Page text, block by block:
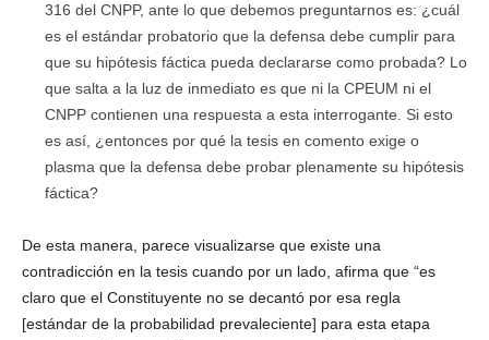
316 del CNPP, ante lo que debemos preguntarnos es: ¿cuál
es el estándar probatorio que la defensa debe cumplir para
que su hipótesis fáctica pueda declararse como probada? Lo
que salta a la luz de inmediato es que ni la CPEUM ni el
CNPP contienen una respuesta a esta interrogante. Si esto
es así, ¿entonces por qué la tesis en comento exige o
plasma que la defensa debe probar plenamente su hipótesis
fáctica?
De esta manera, parece visualizarse que existe una
contradicción en la tesis cuando por un lado, afirma que “es
claro que el Constituyente no se decantó por esa regla
[estándar de la probabilidad prevaleciente] para esta etapa